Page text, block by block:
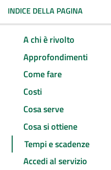
INDICE DELLA PAGINA
A chi è rivolto
Approfondimenti
Come fare
Costi
Cosa serve
Cosa si ottiene
Tempi e scadenze
Accedi al servizio